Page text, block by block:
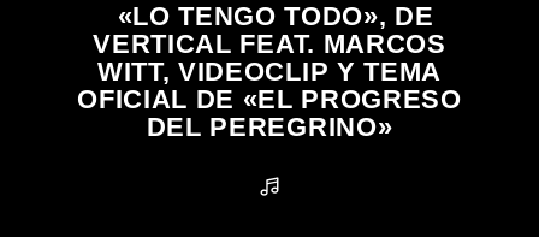
«LO TENGO TODO», DE
VERTICAL FEAT. MARCOS
WITT, VIDEOCLIP Y TEMA
OFICIAL DE «EL PROGRESO
DEL PEREGRINO»